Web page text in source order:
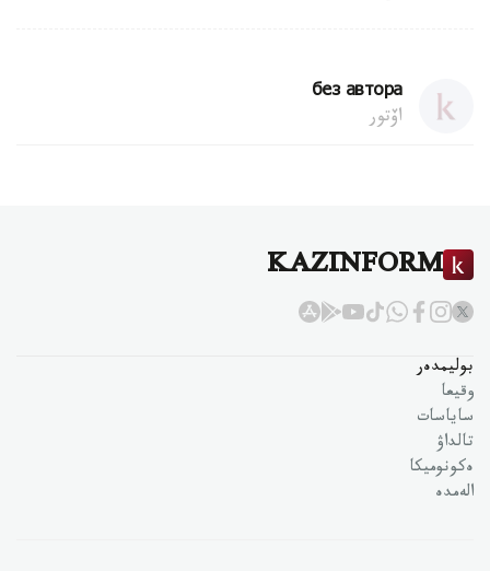
без автора
اۆتور
KAZINFORM
بوليمدەر
وقيعا
ساياسات
تالداۋ
ەكونوميكا
الەمدە